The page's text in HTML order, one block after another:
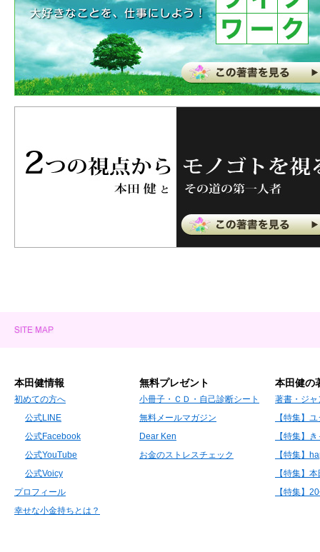
本田健情報
初めての方へ
公式LINE
公式Facebook
公式YouTube
公式Voicy
プロフィール
幸せな小金持ちとは？
無料プレゼント
小冊子・ＣＤ・自己診断シート
無料メールマガジン
Dear Ken
お金のストレスチェック
本田健の
著書・ジャ
【特集】
【特集】
【特集】
【特集】
【特集】